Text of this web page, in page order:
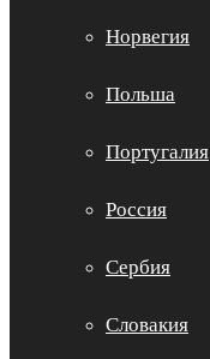
Норвегия
Польша
Португалия
Россия
Сербия
Словакия